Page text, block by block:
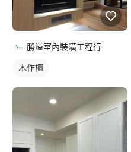
勝溢室內裝潢工程行
木作櫃